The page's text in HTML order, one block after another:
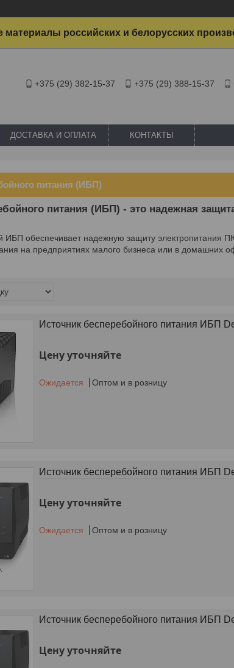
российских и белорусских
+375 (29) 382-15-37 +375 (29) 388-15-37
ДОСТАВКА И ОПЛАТА КОНТАКТЫ
питания (ИБП)
питания (ИБП) - это надежная
ИБП обеспечивает надежную защиту электропитания
на предприятиях малого бизнеса или в
Источник бесперебойного питания ИБП
Цену уточняйте
Ожидается Оптом и в розницу
Источник бесперебойного питания ИБП
Цену уточняйте
Ожидается Оптом и в розницу
Источник бесперебойного питания ИБП
Цену уточняйте